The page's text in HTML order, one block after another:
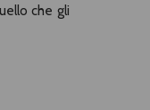
che gli